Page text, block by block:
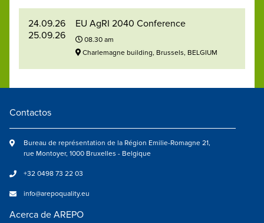
24.09.26
25.09.26
EU AgRI 2040 Conference
08.30 am
Charlemagne building, Brussels, BELGIUM
Contactos
Bureau de représentation de la Région Emilie-Romagne 21,
rue Montoyer, 1000 Bruxelles - Belgique
+32 0498 73 22 03
info@arepoquality.eu
Acerca de AREPO